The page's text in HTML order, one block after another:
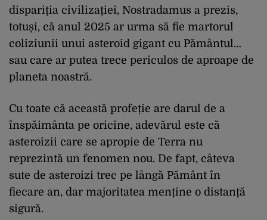
dispariția civilizației, Nostradamus a prezis,
totuși, că anul 2025 ar urma să fie martorul
coliziunii unui asteroid gigant cu Pământul…
sau care ar putea trece periculos de aproape de
planeta noastră.
Cu toate că această profeție are darul de a
înspăimânta pe oricine, adevărul este că
asteroizii care se apropie de Terra nu
reprezintă un fenomen nou. De fapt, câteva
sute de asteroizi trec pe lângă Pământ în
fiecare an, dar majoritatea menține o distanță
sigură.